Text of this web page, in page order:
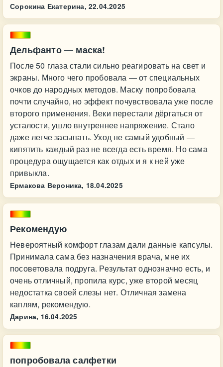
Сорокина Екатерина, 22.04.2025
Дельфанто — маска!
После 50 глаза стали сильно реагировать на свет и
экраны. Много чего пробовала — от специальных
очков до народных методов. Маску попробовала
почти случайно, но эффект почувствовала уже после
второго применения. Веки перестали дёргаться от
усталости, ушло внутреннее напряжение. Стало
даже легче засыпать. Уход не самый удобный —
кипятить каждый раз не всегда есть время. Но сама
процедура ощущается как отдых и я к ней уже
привыкла.
Ермакова Вероника, 18.04.2025
Рекомендую
Невероятный комфорт глазам дали данные капсулы.
Принимала сама без назначения врача, мне их
посоветовала подруга. Результат однозначно есть, и
очень отличный, пропила курс, уже второй месяц
недостатка своей слезы нет. Отличная замена
каплям, рекомендую.
Дарина, 16.04.2025
попробовала салфетки